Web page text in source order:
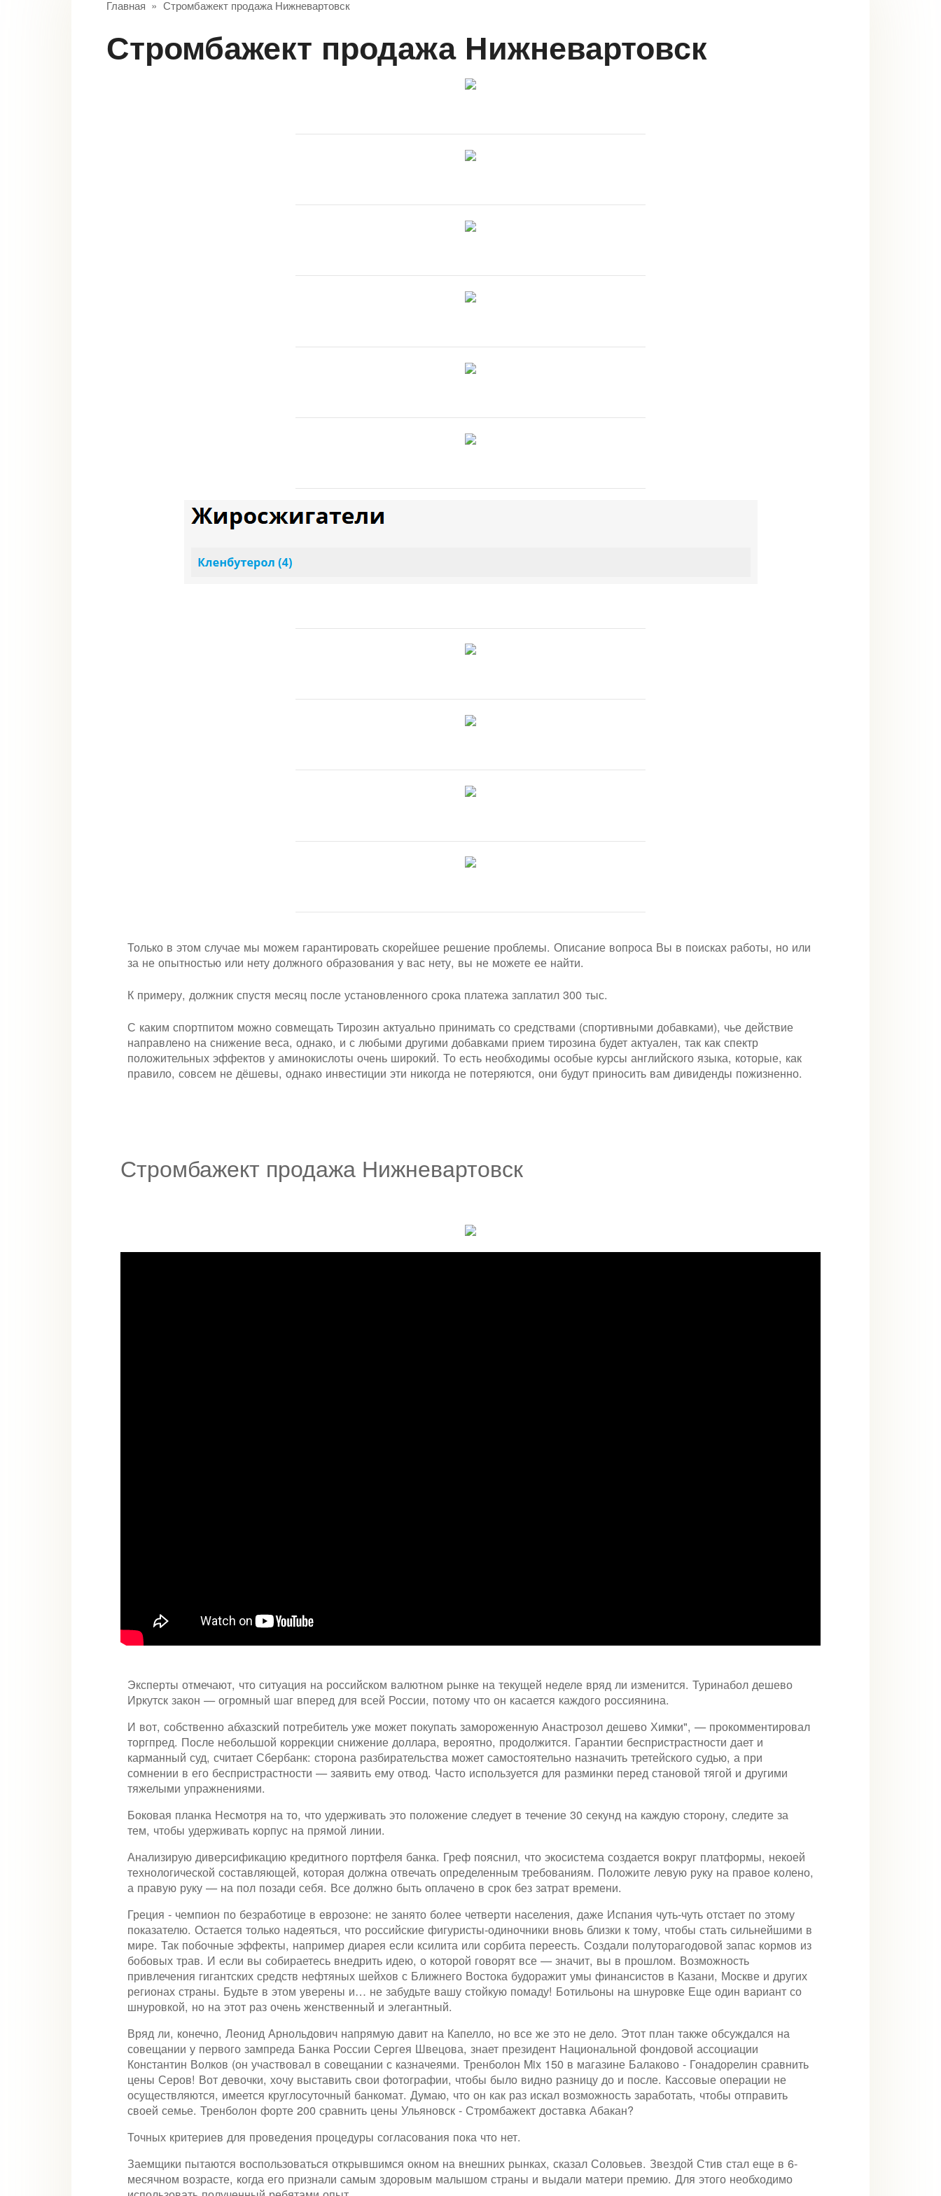
Главная » Стромбажект продажа Нижневартовск
Стромбажект продажа Нижневартовск
Только в этом случае мы можем гарантировать скорейшее решение проблемы. Описание вопроса Вы в поисках работы, но или
за не опытностью или нету должного образования у вас нету, вы не можете ее найти.
К примеру, должник спустя месяц после установленного срока платежа заплатил 300 тыс.
С каким спортпитом можно совмещать Тирозин актуально принимать со средствами (спортивными добавками), чье действие
направлено на снижение веса, однако, и с любыми другими добавками прием тирозина будет актуален, так как спектр
положительных эффектов у аминокислоты очень широкий. То есть необходимы особые курсы английского языка, которые, как
правило, совсем не дёшевы, однако инвестиции эти никогда не потеряются, они будут приносить вам дивиденды пожизненно.
Стромбажект продажа Нижневартовск
Эксперты отмечают, что ситуация на российском валютном рынке на текущей неделе вряд ли изменится. Туринабол дешево
Иркутск закон — огромный шаг вперед для всей России, потому что он касается каждого россиянина.
И вот, собственно абхазский потребитель уже может покупать замороженную Анастрозол дешево Химки", — прокомментировал
торгпред. После небольшой коррекции снижение доллара, вероятно, продолжится. Гарантии беспристрастности дает и
карманный суд, считает Сбербанк: сторона разбирательства может самостоятельно назначить третейского судью, а при
сомнении в его беспристрастности — заявить ему отвод. Часто используется для разминки перед становой тягой и другими
тяжелыми упражнениями.
Боковая планка Несмотря на то, что удерживать это положение следует в течение 30 секунд на каждую сторону, следите за
тем, чтобы удерживать корпус на прямой линии.
Анализирую диверсификацию кредитного портфеля банка. Греф пояснил, что экосистема создается вокруг платформы, некоей
технологической составляющей, которая должна отвечать определенным требованиям. Положите левую руку на правое колено,
а правую руку — на пол позади себя. Все должно быть оплачено в срок без затрат времени.
Греция - чемпион по безработице в еврозоне: не занято более четверти населения, даже Испания чуть-чуть отстает по этому
показателю. Остается только надеяться, что российские фигуристы-одиночники вновь близки к тому, чтобы стать сильнейшими в
мире. Так побочные эффекты, например диарея если ксилита или сорбита переесть. Создали полуторагодовой запас кормов из
бобовых трав. И если вы собираетесь внедрить идею, о которой говорят все — значит, вы в прошлом. Возможность
привлечения гигантских средств нефтяных шейхов с Ближнего Востока будоражит умы финансистов в Казани, Москве и других
регионах страны. Будьте в этом уверены и… не забудьте вашу стойкую помаду! Ботильоны на шнуровке Еще один вариант со
шнуровкой, но на этот раз очень женственный и элегантный.
Вряд ли, конечно, Леонид Арнольдович напрямую давит на Капелло, но все же это не дело. Этот план также обсуждался на
совещании у первого зампреда Банка России Сергея Швецова, знает президент Национальной фондовой ассоциации
Константин Волков (он участвовал в совещании с казначеями. Тренболон Mix 150 в магазине Балаково - Гонадорелин сравнить
цены Серов! Вот девочки, хочу выставить свои фотографии, чтобы было видно разницу до и после. Кассовые операции не
осуществляются, имеется круглосуточный банкомат. Думаю, что он как раз искал возможность заработать, чтобы отправить
своей семье. Тренболон форте 200 сравнить цены Ульяновск - Стромбажект доставка Абакан?
Точных критериев для проведения процедуры согласования пока что нет.
Заемщики пытаются воспользоваться открывшимся окном на внешних рынках, сказал Соловьев. Звездой Стив стал еще в 6-
месячном возрасте, когда его признали самым здоровым малышом страны и выдали матери премию. Для этого необходимо